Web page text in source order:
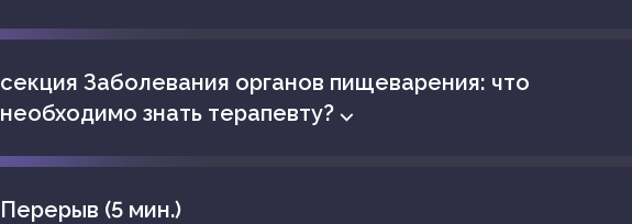
секция Заболевания органов пищеварения: что
необходимо знать терапевту? ⌵
Перерыв (5 мин.)